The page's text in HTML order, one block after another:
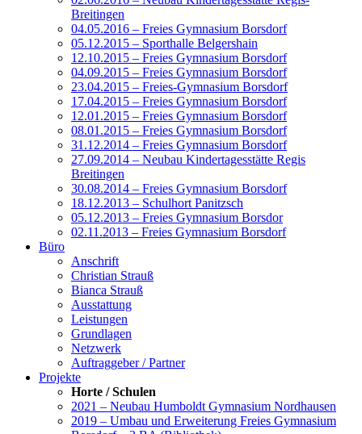
Breitingen
04.05.2016 – Freies Gymnasium Borsdorf
05.12.2015 – Sporthalle Belgershain
12.10.2015 – Freies Gymnasium Borsdorf
04.09.2015 – Freies Gymnasium Borsdorf
23.04.2015 – Freies-Gymnasium Borsdorf
17.04.2015 – Freies Gymnasium Borsdorf
12.01.2015 – Freies Gymnasium Borsdorf
08.01.2015 – Freies Gymnasium Borsdorf
31.12.2014 – Freies Gymnasium Borsdorf
27.09.2014 – Neubau Kindertagesstätte Regis
Breitingen
30.08.2014 – Freies Gymnasium Borsdorf
18.12.2013 – Schulhort Panitzsch
05.12.2013 – Freies Gymnasium Borsdor
02.11.2013 – Freies Gymnasium Borsdorf
Büro
Anschrift
Christian Strauß
Bianca Strauß
Ausstattung
Leistungen
Grundlagen
Netzwerk
Auftraggeber / Partner
Projekte
Horte / Schulen
2021 – Neubau Humboldt Gymnasium Nordhausen
2019 – Umbau und Erweiterung Freies Gymnasium